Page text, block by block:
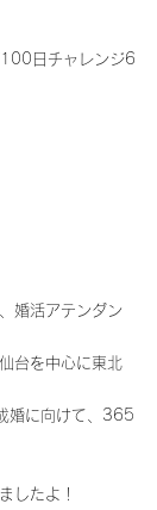
日チャレンジ6
婚活アテンダン
台を中心に東北
婚に向けて、365
したよ！